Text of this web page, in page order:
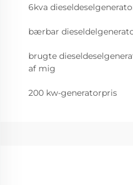
6kva
bærbar
brugte
af mig
200 kw-generatorpris